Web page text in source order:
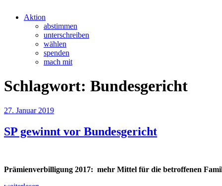
Aktion
abstimmen
unterschreiben
wählen
spenden
mach mit
Schlagwort: Bundesgericht
Veröffentlicht
27. Januar 2019
SP gewinnt vor Bundesgericht
Prämienverbilligung 2017: mehr Mittel für die betroffenen